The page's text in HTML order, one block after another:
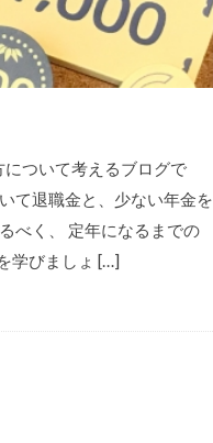
ついて考えるブログで
て退職金と、少ない年金を
べく、 定年になるまでの
学びましょ […]